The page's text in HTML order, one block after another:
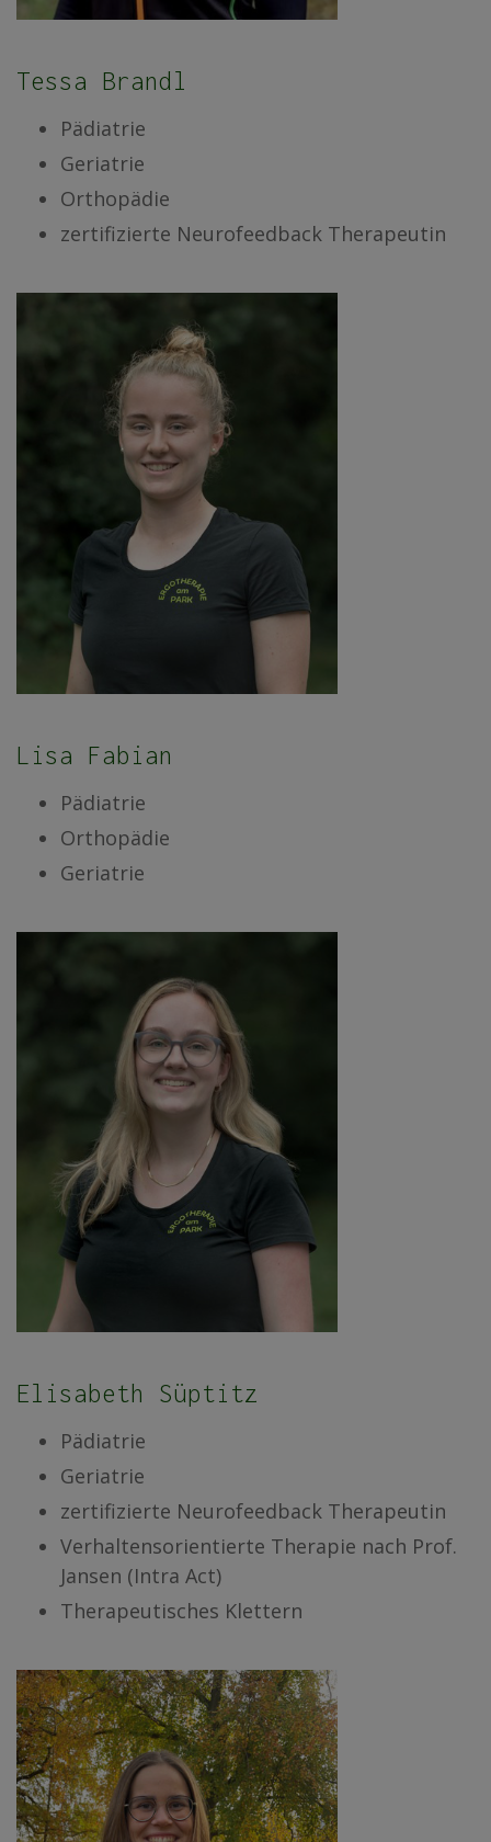
Tessa Brandl
Pädiatrie
Geriatrie
Orthopädie
zertifizierte Neurofeedback Therapeutin
Lisa Fabian
Pädiatrie
Orthopädie
Geriatrie
Elisabeth Süptitz
Pädiatrie
Geriatrie
zertifizierte Neurofeedback Therapeutin
Verhaltensorientierte Therapie nach Prof.
Jansen (Intra Act)
Therapeutisches Klettern